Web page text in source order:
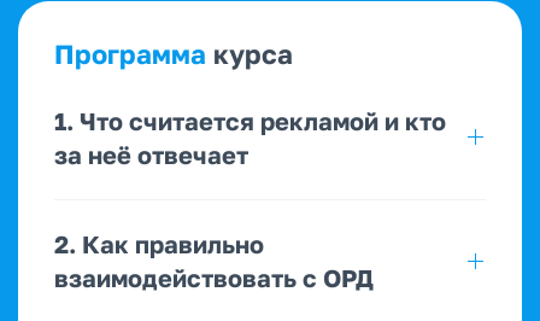
Программа курса
1. Что считается рекламой и кто
за неё отвечает
2. Как правильно
взаимодействовать с ОРД